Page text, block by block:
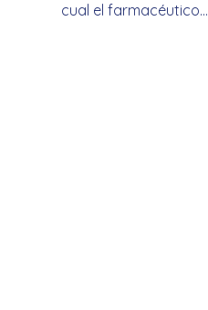
cual el farmacéutico…